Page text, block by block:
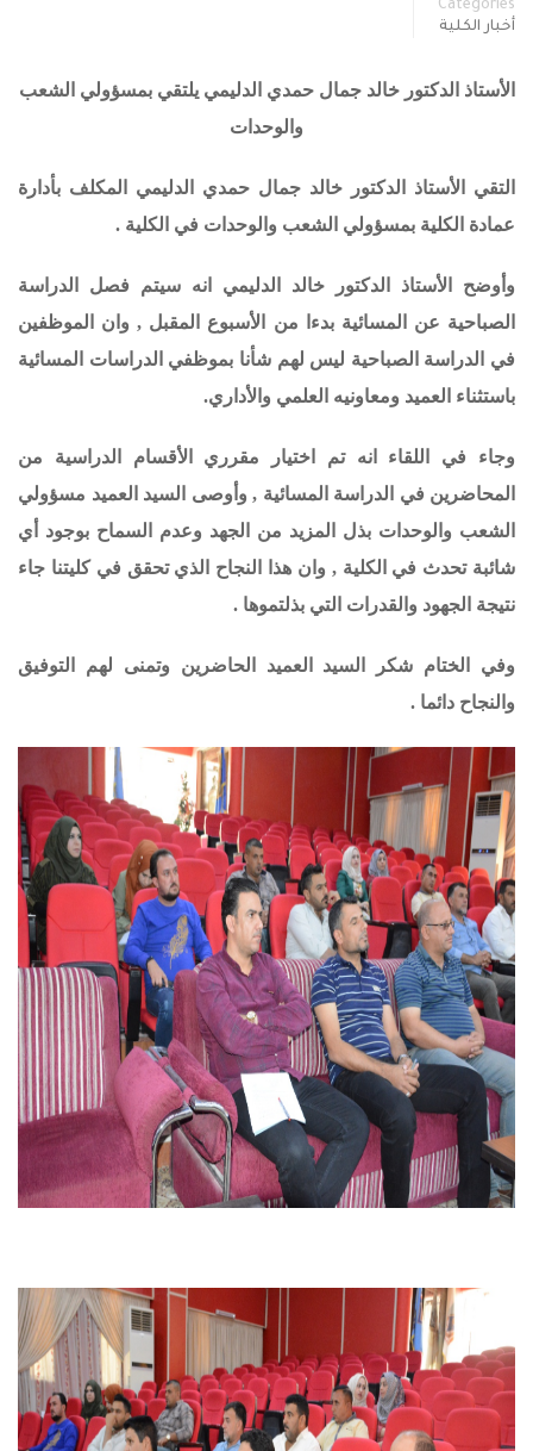
Categories
أخبار الكلية
الأستاذ الدكتور خالد جمال حمدي الدليمي يلتقي بمسؤولي الشعب
والوحدات
التقي الأستاذ الدكتور خالد جمال حمدي الدليمي المكلف بأدارة
عمادة الكلية بمسؤولي الشعب والوحدات في الكلية .
وأوضح الأستاذ الدكتور خالد الدليمي انه سيتم فصل الدراسة
الصباحية عن المسائية بدءا من الأسبوع المقبل , وان الموظفين
في الدراسة الصباحية ليس لهم شأنا بموظفي الدراسات المسائية
باستثناء العميد ومعاونيه العلمي والأداري.
وجاء في اللقاء انه تم اختيار مقرري الأقسام الدراسية من
المحاضرين في الدراسة المسائية , وأوصى السيد العميد مسؤولي
الشعب والوحدات بذل المزيد من الجهد وعدم السماح بوجود أي
شائبة تحدث في الكلية , وان هذا النجاح الذي تحقق في كليتنا جاء
نتيجة الجهود والقدرات التي بذلتموها .
وفي الختام شكر السيد العميد الحاضرين وتمنى لهم التوفيق
والنجاح دائما .